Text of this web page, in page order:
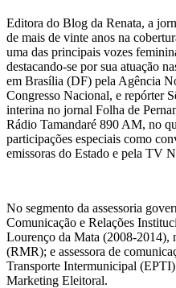
Editora do Blog da Renata, a
de mais de vinte anos na
uma das principais vozes
destacando-se por sua atuação
em Brasília (DF) pela Agência
Congresso Nacional, e repórter
interina no jornal Folha de
Rádio Tamandaré 890 AM, no
participações especiais como
emissoras do Estado e pela TV
No segmento da assessoria
Comunicação e Relações
Lourenço da Mata (2008-2014),
(RMR); e assessora de
Transporte Intermunicipal
Marketing Eleitoral.